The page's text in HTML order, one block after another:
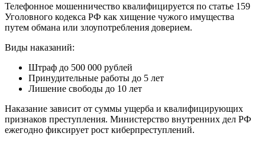
Телефонное мошенничество квалифицируется по статье 159
Уголовного кодекса РФ как хищение чужого имущества
путем обмана или злоупотребления доверием.
Виды наказаний:
Штраф до 500 000 рублей
Принудительные работы до 5 лет
Лишение свободы до 10 лет
Наказание зависит от суммы ущерба и квалифицирующих
признаков преступления. Министерство внутренних дел РФ
ежегодно фиксирует рост киберпреступлений.